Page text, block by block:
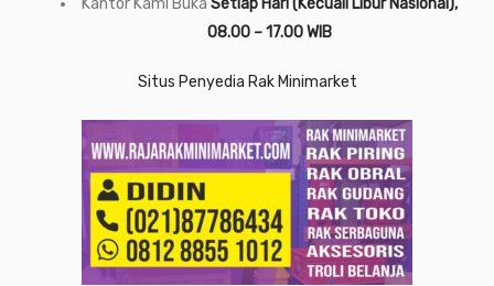
08.00 – 17.00 WIB
Situs Penyedia Rak Minimarket